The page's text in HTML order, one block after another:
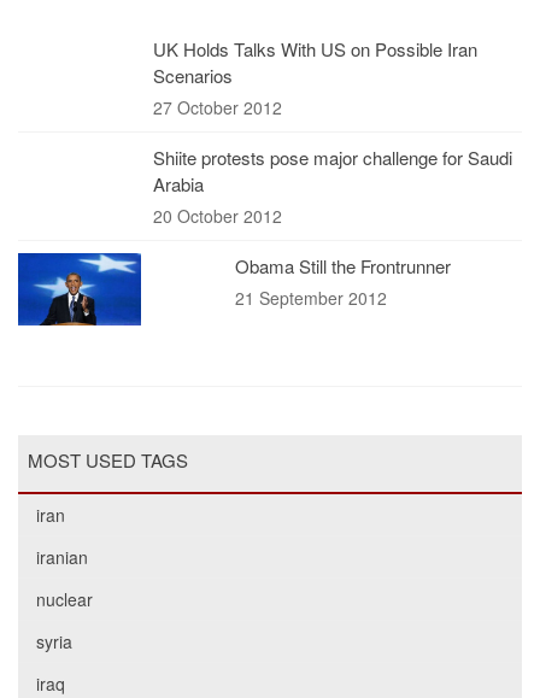
UK Holds Talks With US on Possible Iran
Scenarios
27 October 2012
Shiite protests pose major challenge for Saudi
Arabia
20 October 2012
Obama Still the Frontrunner
21 September 2012
MOST USED TAGS
iran
iranian
nuclear
syria
iraq